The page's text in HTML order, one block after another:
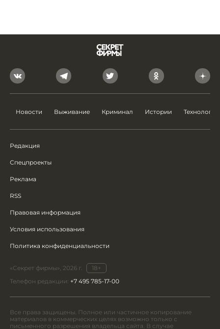
Новости Выживание Криминал Истории Технологии
Редакция
Спецпроекты
Реклама
RSS
Правовая информация
Условия использования
Политика конфиденциальности
«Секрет фирмы», 2026 г.
18+
Телефон редакции: +7 495 785-17-00
Все права защищены. Полное или частичное копирование
материалов в коммерческих целях возможно только с
письменного разрешения владельца сайта. В случае